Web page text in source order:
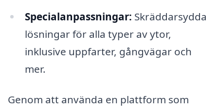
Specialanpassningar: Skräddarsydda
lösningar för alla typer av ytor,
inklusive uppfarter, gångvägar och
mer.
Genom att använda en plattform som